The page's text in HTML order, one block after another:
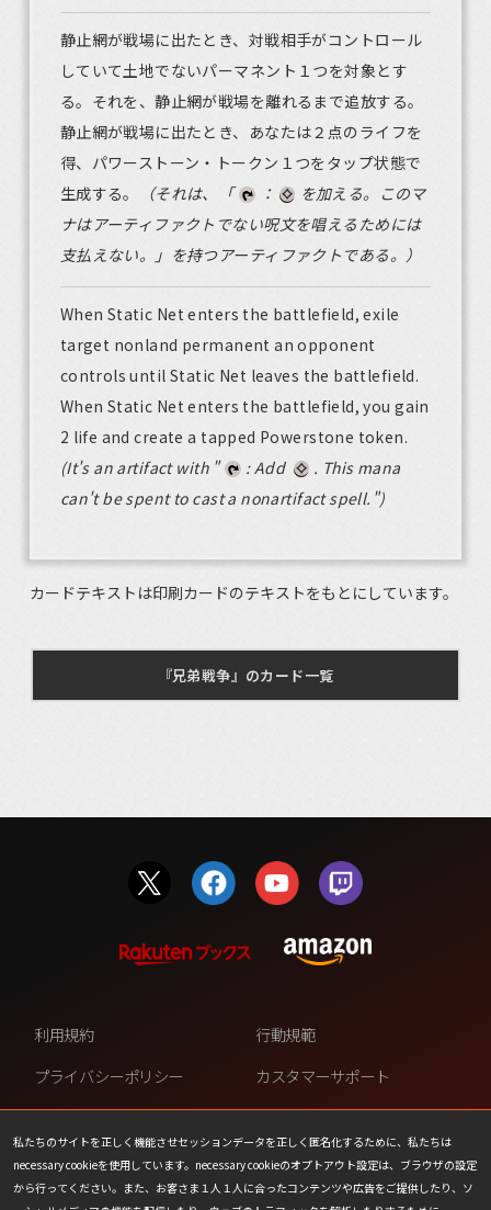
静止網が戦場に出たとき、対戦相手がコントロール
していて土地でないパーマネント１つを対象とす
る。それを、静止網が戦場を離れるまで追放する。
静止網が戦場に出たとき、あなたは２点のライフを
得、パワーストーン・トークン１つをタップ状態で
生成する。
（それは、「 ：
を加える。このマ
ナはアーティファクトでない呪文を唱えるためには
支払えない。」を持つアーティファクトである。）
When Static Net enters the battlefield, exile
target nonland permanent an opponent
controls until Static Net leaves the battlefield.
When Static Net enters the battlefield, you gain
2 life and create a tapped Powerstone token.
(It's an artifact with "
: Add
. This mana
can't be spent to cast a nonartifact spell.")
カードテキストは印刷カードのテキストをもとにしています。
『兄弟戦争』のカード一覧
私たちのサイトを正しく機能させセッションデータを正しく匿名化するために、私たちは
necessary cookieを使用しています。necessary cookieのオプトアウト設定は、ブラウザの設定
から行ってください。また、お客さま１人１人に合ったコンテンツや広告をご提供したり、ソ
利用規約
行動規範
プライバシーポリシー
カスタマーサポート
ファンコンテンツ・ポリシー
個人情報の販売や共有を許可し
ない
COOKIE
プレスリリース